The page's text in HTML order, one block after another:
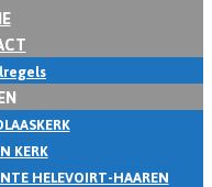
KERK
HELEVOIRT-HAAREN